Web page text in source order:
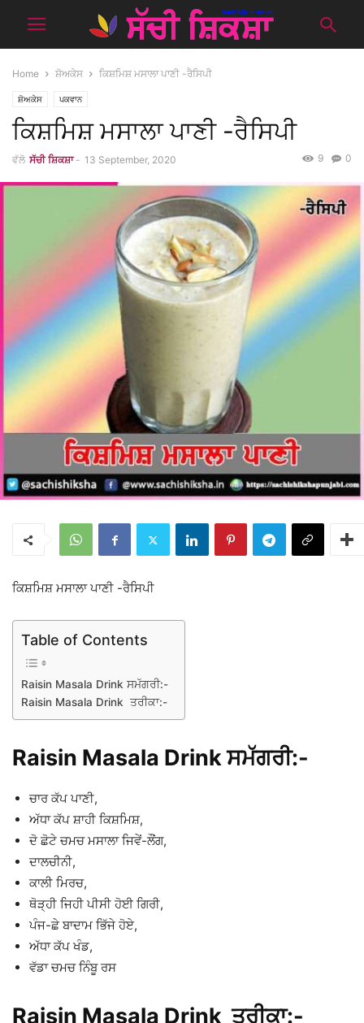
Home ਸ਼ੋਅਕੇਸ ਕਿਸ਼ਮਿਸ਼ ਮਸਾਲਾ ਪਾਣੀ -ਰੈਸਿਪੀ
ਸ਼ੋਅਕੇਸ ਪਕਵਾਨ
ਕਿਸ਼ਮਿਸ਼ ਮਸਾਲਾ ਪਾਣੀ -ਰੈਸਿਪੀ
ਵੱਲੋ ਸੱਚੀ ਸ਼ਿਕਸ਼ਾ - 13 September, 2020 0
9
ਕਿਸ਼ਮਿਸ਼ ਮਸਾਲਾ ਪਾਣੀ -ਰੈਸਿਪੀ
Table of Contents
Raisin Masala Drink ਸਮੱਗਰੀ:-
Raisin Masala Drink ਤਰੀਕਾ:-
Raisin Masala Drink ਸਮੱਗਰੀ:-
ਚਾਰ ਕੱਪ ਪਾਣੀ,
ਅੱਧਾ ਕੱਪ ਸ਼ਾਹੀ ਕਿਸ਼ਮਿਸ਼,
ਦੋ ਛੋਟੇ ਚਮਚ ਮਸਾਲਾ ਜਿਵੇਂ-ਲੌਂਗ,
ਦਾਲਚੀਨੀ,
ਕਾਲੀ ਮਿਰਚ,
ਥੋੜ੍ਹੀ ਜਿਹੀ ਪੀਸੀ ਹੋਈ ਗਿਰੀ,
ਪੰਜ-ਛੇ ਬਾਦਾਮ ਭਿੱਜੇ ਹੋਏ,
ਅੱਧਾ ਕੱਪ ਖੰਡ,
ਵੱਡਾ ਚਮਚ ਨਿੰਬੂ ਰਸ
Raisin Masala Drink ਤਰੀਕਾ:-